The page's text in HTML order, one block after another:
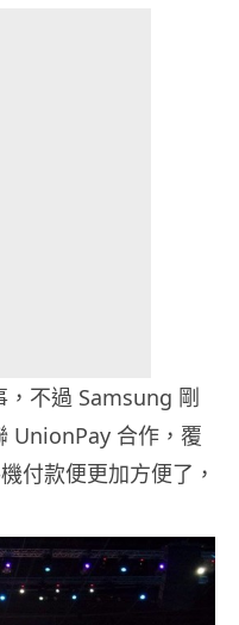
，不過 Samsung 剛
UnionPay 合作，覆
付款便更加方便了，